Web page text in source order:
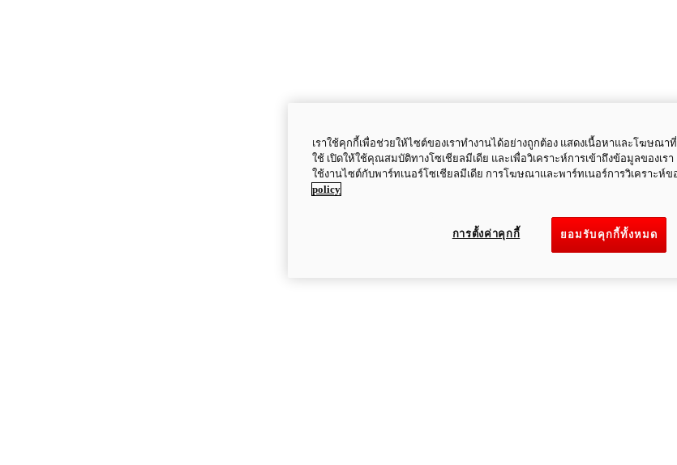
เราใช้คุกกี้เพื่อช่วยให้ไซต์ของเราทำงานได้อย่างถูกต้อง แสดงเนื้อหาและโฆษณา
ใช้ เปิดให้ใช้คุณสมบัติทางโซเชียลมีเดีย และเพื่อวิเคราะห์การเข้าถึงข้อมูลของเร
ใช้งานไซต์กับพาร์ทเนอร์โซเชียลมีเดีย การโฆษณาและพาร์ทเนอร์การวิเคราะห์ข
policy
ยอมรับคุกกี้ทั้งหมด
การตั้งค่าคุกกี้